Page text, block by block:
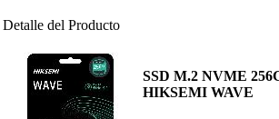
Detalle del Producto
SSD M.2 NVME
HIKSEMI WAVE